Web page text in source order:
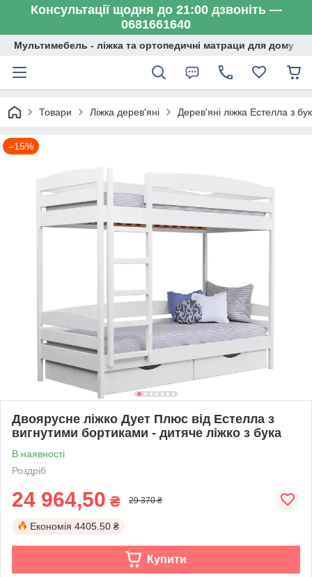
Консультації щодня до 21:00 дзвоніть —
0681661640
Мультимебель - ліжка та ортопедичні матраци для дому
Товари Ліжка дерев'яні Дерев'яні ліжка Естелла з
–15%
Двоярусне ліжко Дует Плюс від Естелла з
вигнутими бортиками - дитяче ліжко з бука
В наявності
Роздріб
24 964,50 ₴ 29 370 ₴
Економія 4405.50 ₴
Купити